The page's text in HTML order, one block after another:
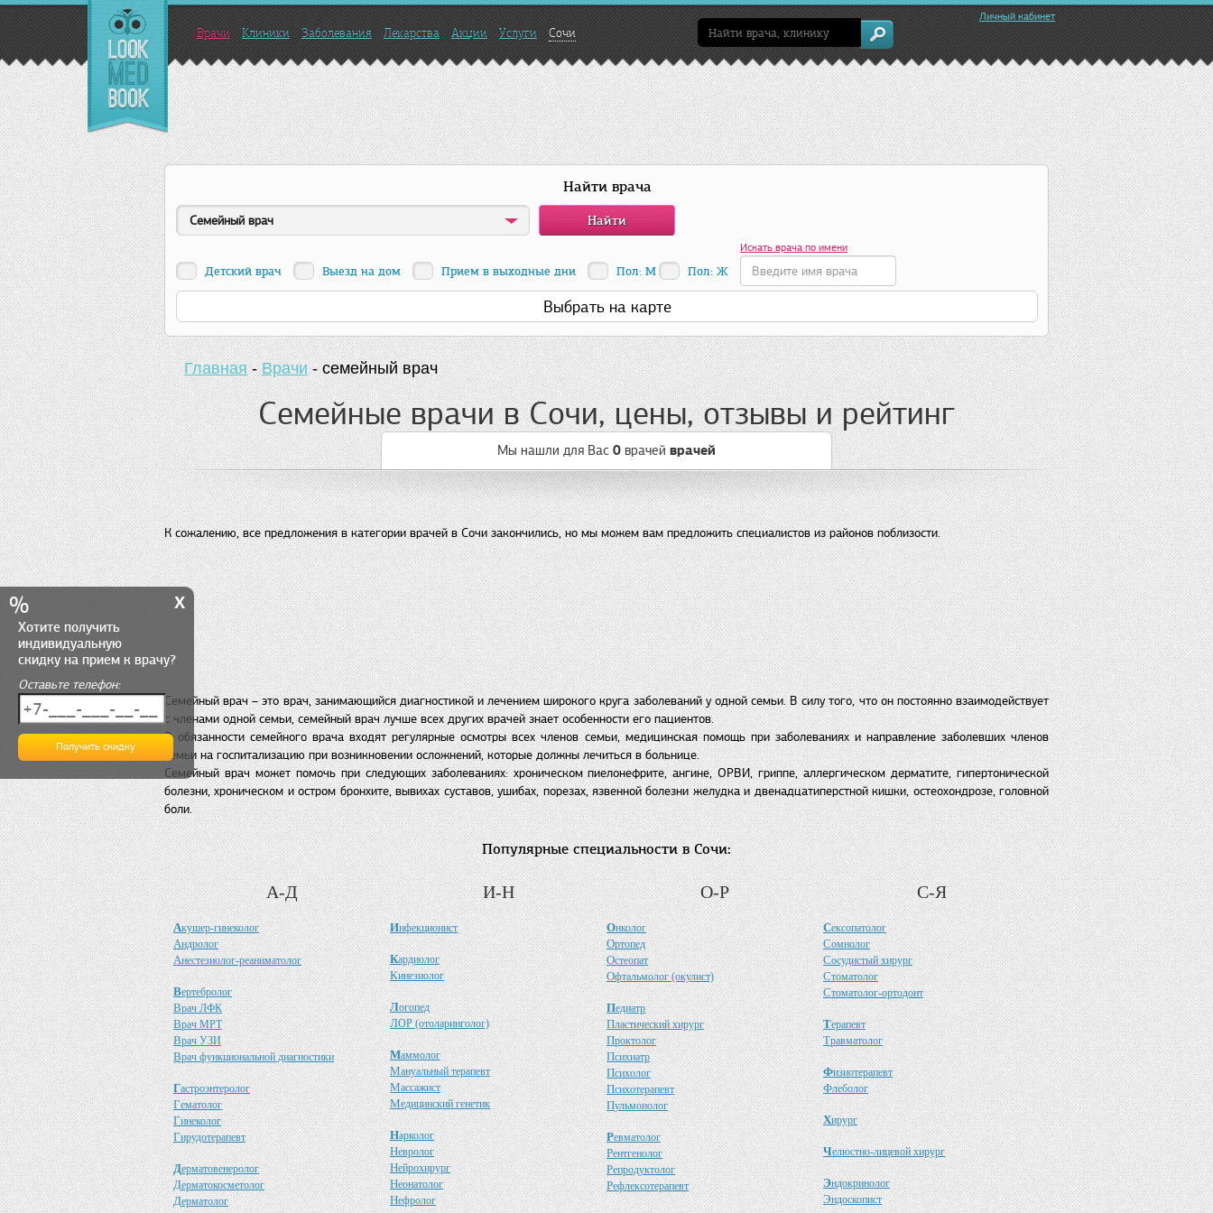
Врачи Клиники Заболевания Лекарства Акции Услуги Сочи
Личный кабинет
Найти врача
Семейный врач
Детский врач Выезд на дом Прием в выходные дни Пол: М Пол: Ж
Искать врача по имени
Выбрать на карте
Главная-Врачи-семейный врач
Семейные врачи в Сочи, цены, отзывы и рейтинг
Мы нашли для Вас 0 врачей врачей
К сожалению, все предложения в категории врачей в Сочи закончились, но мы можем вам предложить специалистов из районов поблизости.
Семейный врач – это врач, занимающийся диагностикой и лечением широкого круга заболеваний у одной семьи. В силу того, что он постоянно взаимодействует
с членами одной семьи, семейный врач лучше всех других врачей знает особенности его пациентов.
В обязанности семейного врача входят регулярные осмотры всех членов семьи, медицинская помощь при заболеваниях и направление заболевших членов
семьи на госпитализацию при возникновении осложнений, которые должны лечиться в больнице.
Семейный врач может помочь при следующих заболеваниях: хроническом пиелонефрите, ангине, ОРВИ, гриппе, аллергическом дерматите, гипертонической
болезни, хроническом и остром бронхите, вывихах суставов, ушибах, порезах, язвенной болезни желудка и двенадцатиперстной кишки, остеохондрозе, головной
боли.
Популярные специальности в Сочи:
А-Д
Акушер-гинеколог
Андролог
Анестезиолог-реаниматолог
Вертебролог
Врач ЛФК
Врач МРТ
Врач УЗИ
Врач функциональной диагностики
Гастроэнтеролог
Гематолог
Гинеколог
Гирудотерапевт
Дерматовенеролог
Дерматокосметолог
Дерматолог
И-Н
Инфекционист
Кардиолог
Кинезиолог
Логопед
ЛОР (отоларинголог)
Маммолог
Мануальный терапевт
Массажист
Медицинский генетик
Нарколог
Невролог
Нейрохирург
Неонатолог
Нефролог
О-Р
Онколог
Ортопед
Остеопат
Офтальмолог (окулист)
Педиатр
Пластический хирург
Проктолог
Психиатр
Психолог
Психотерапевт
Пульмонолог
Ревматолог
Рентгенолог
Репродуктолог
Рефлексотерапевт
С-Я
Сексопатолог
Сомнолог
Сосудистый хирург
Стоматолог
Стоматолог-ортодонт
Терапевт
Травматолог
Физиотерапевт
Флеболог
Хирург
Челюстно-лицевой хирург
Эндокринолог
Эндоскопист
% x
Хотите получить
индивидуальную
скидку на прием к врачу?
Оставьте телефон: